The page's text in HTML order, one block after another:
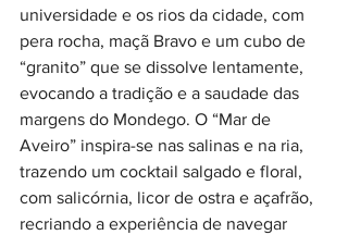
universidade e os rios da cidade, com
pera rocha, maçã Bravo e um cubo de
“granito” que se dissolve lentamente,
evocando a tradição e a saudade das
margens do Mondego. O “Mar de
Aveiro” inspira-se nas salinas e na ria,
trazendo um cocktail salgado e floral,
com salicórnia, licor de ostra e açafrão,
recriando a experiência de navegar